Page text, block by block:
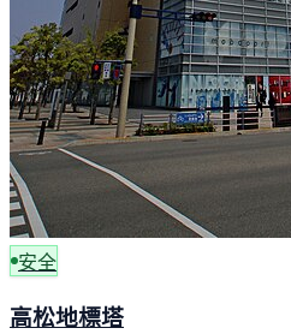
安全
高松地標塔